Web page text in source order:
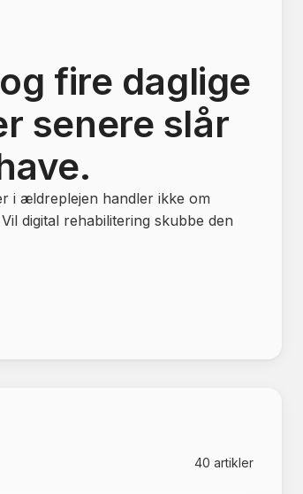
fire daglige
senere slår
i ældreplejen handler ikke om
digital rehabilitering skubbe den
40 artikler